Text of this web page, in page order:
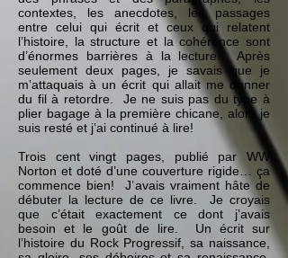
contextes, les anecdotes, les passages
entre celui qui écrit et ceux qui relatent
l’histoire, la structure et la cohérence sont
d’énormes barrières à la lecture. Après
seulement deux pages, je savais que je
m’attaquais à un écrit qui allait me donner
du fil à retordre. Je ne suis pas du type à
plier bagage à la première chicane, alors je
suis resté et j’ai continué à lire!
Trois cent vingt pages, publié par WW
Norton et doté d’une couverture rigide… ça
commence bien! J’avais vraiment hâte de
débuter la lecture de ce livre. Je croyais
que c’était exactement ce dont j’avais
besoin et le goût de lire. Un écrit sur
l’histoire du Rock Progressif, sa naissance,